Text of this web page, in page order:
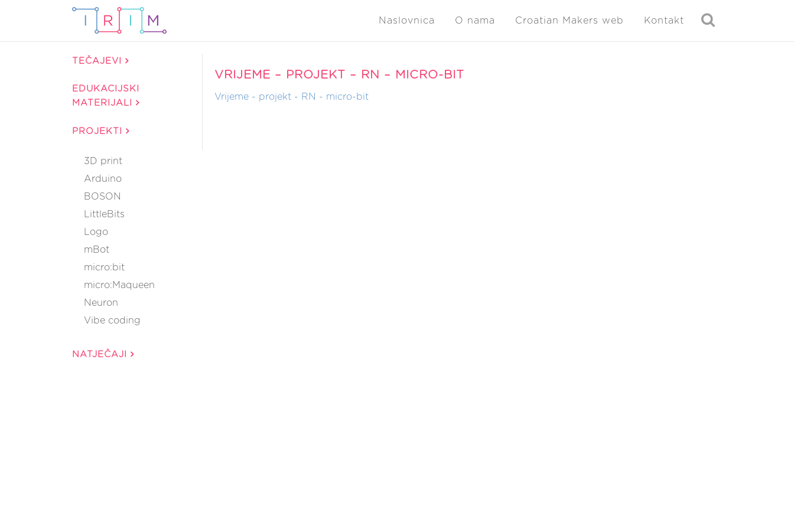
Naslovnica O nama Croatian Makers web Kontakt
TEČAJEVI
EDUKACIJSKI
MATERIJALI
PROJEKTI
3D print
Arduino
BOSON
LittleBits
Logo
mBot
micro:bit
micro:Maqueen
Neuron
Vibe coding
NATJEČAJI
VRIJEME – PROJEKT – RN – MICRO-BIT
Vrijeme - projekt - RN - micro-bit